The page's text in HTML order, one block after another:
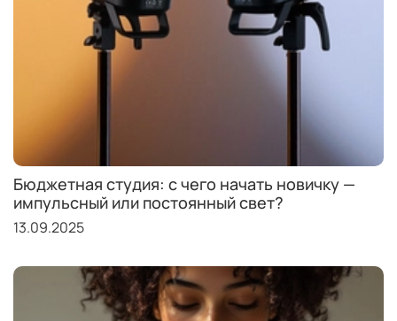
Бюджетная студия: с чего начать новичку —
импульсный или постоянный свет?
13.09.2025